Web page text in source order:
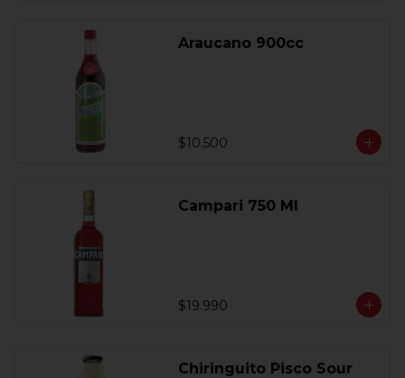
Araucano 900cc
$10.500
Campari 750 Ml
$19.990
Chiringuito Pisco Sour